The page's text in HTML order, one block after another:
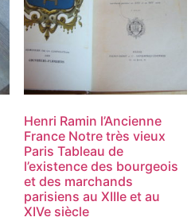
Henri Ramin l’Ancienne
France Notre très vieux
Paris Tableau de
l’existence des bourgeois
et des marchands
parisiens au XIIIe et au
XIVe siècle